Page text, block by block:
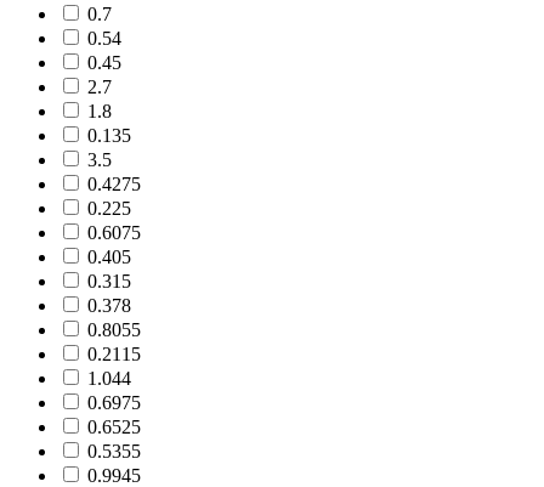
0.7
0.54
0.45
2.7
1.8
0.135
3.5
0.4275
0.225
0.6075
0.405
0.315
0.378
0.8055
0.2115
1.044
0.6975
0.6525
0.5355
0.9945